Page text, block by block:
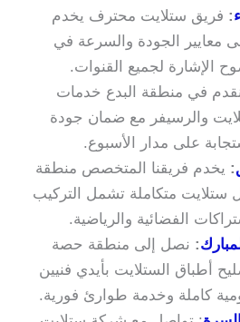
: فريق ستلايت محترف يخدم
معايير الجودة والسرعة في
الإشارة لجميع القنوات.
في منطقة البدع خدمات
والرسيفر مع ضمان جودة
على مدار الأسبوع.
: يخدم فريقنا المتخصص منطقة
ستلايت متكاملة تشمل التركيب
الفضائية والرياضية.
: نصل إلى منطقة حصة
أطباق الستلايت بأيدي فنيين
كاملة وخدمة طوارئ فورية.